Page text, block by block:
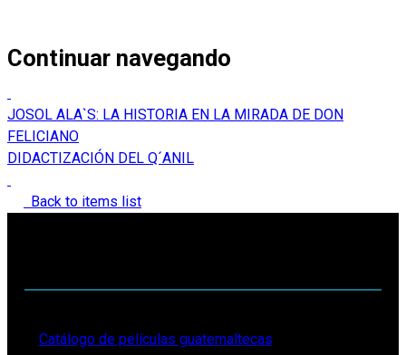
Continuar navegando
JOSOL ALA`S: LA HISTORIA EN LA MIRADA DE DON
FELICIANO
DIDACTIZACIÓN DEL Q´ANIL
Back to items list
Catálogo de películas guatemaltecas